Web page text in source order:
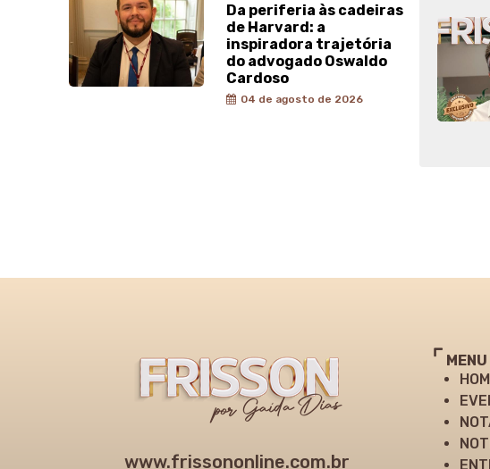
Da periferia às cadeiras
de Harvard: a
inspiradora trajetória
do advogado Oswaldo
Cardoso
04 de agosto de 2026
www.frissononline.com.br